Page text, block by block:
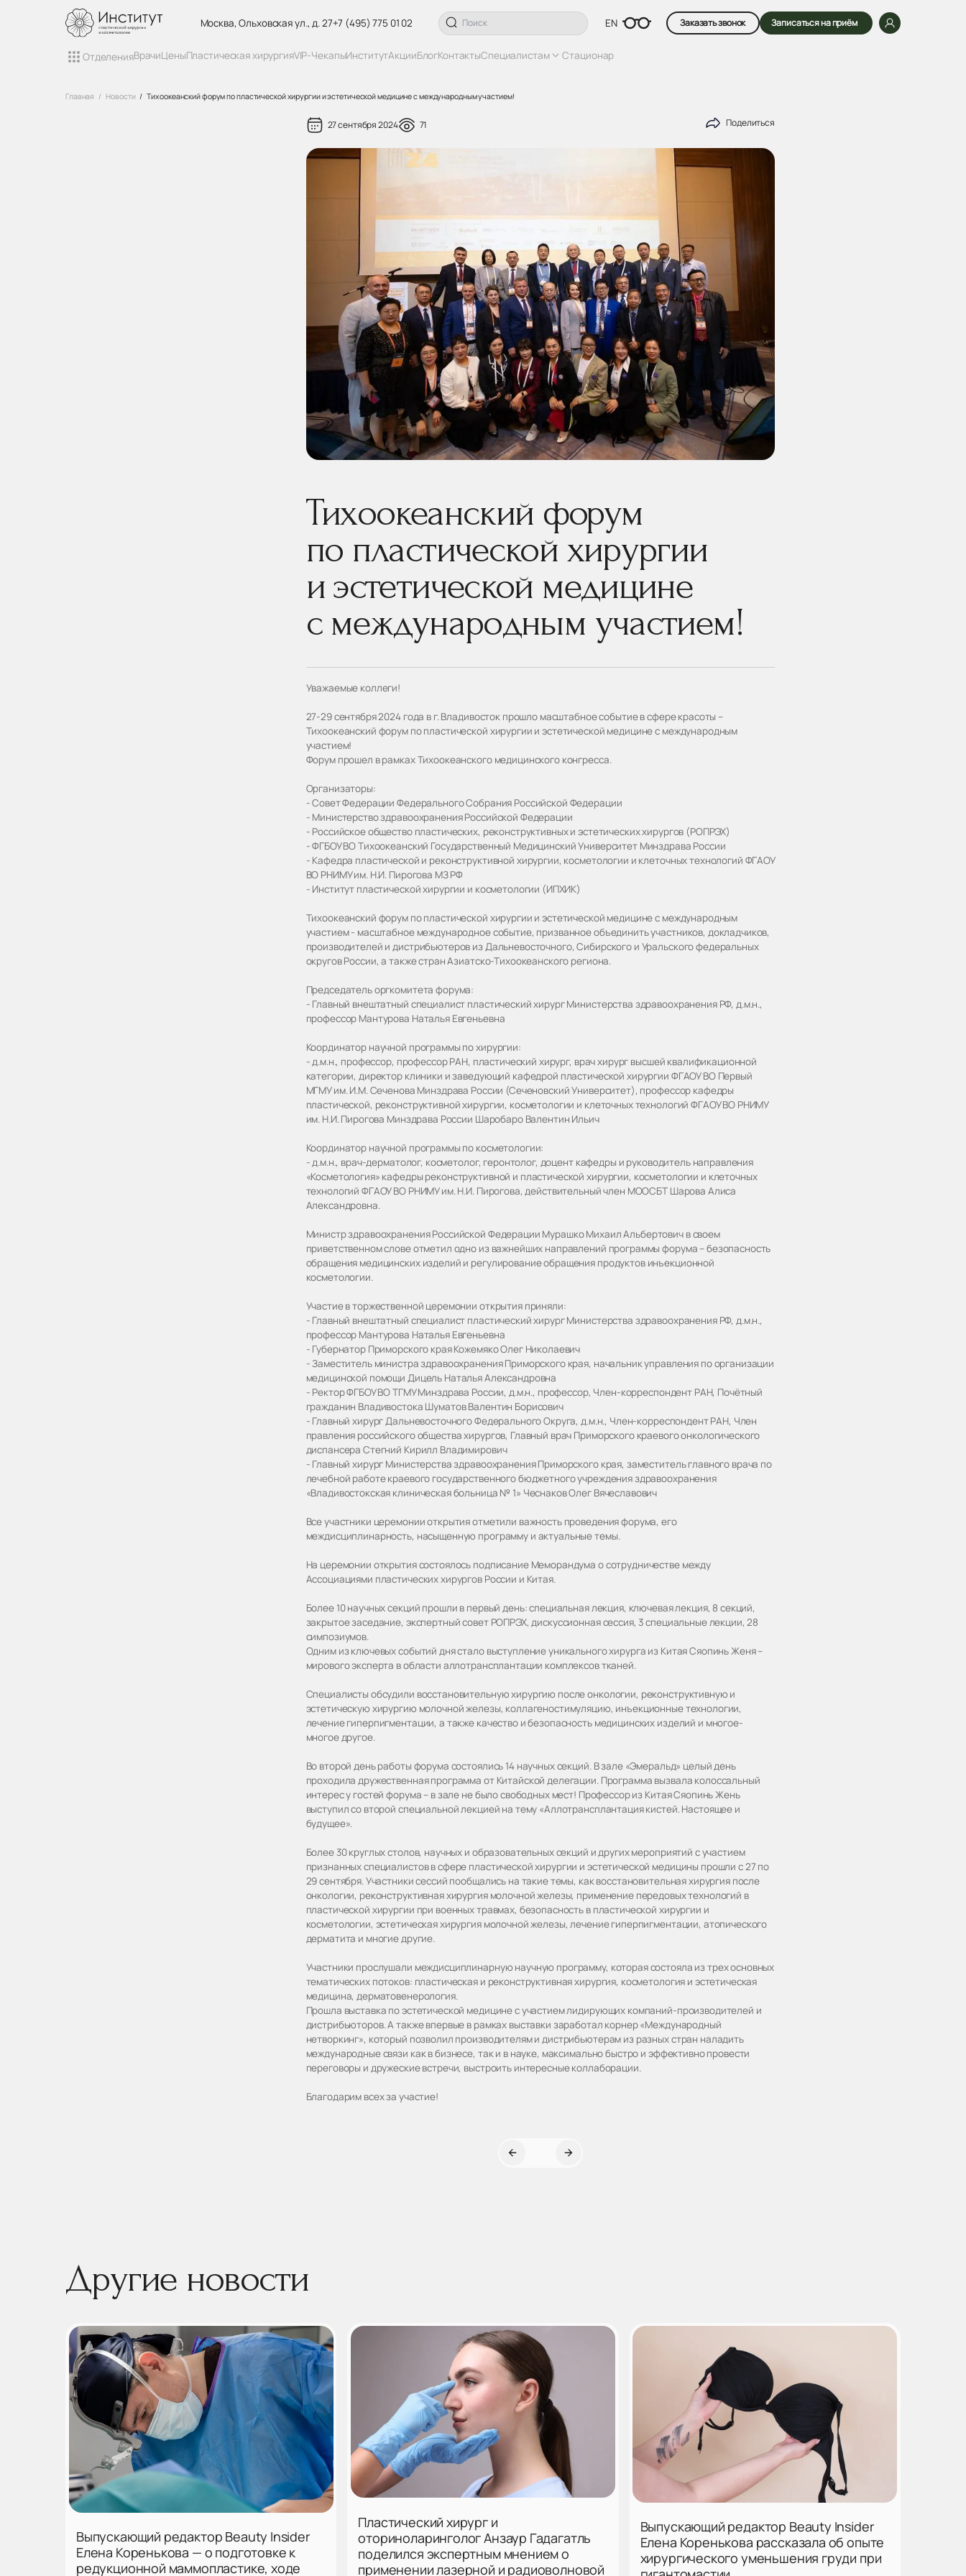
Москва, Ольховская ул., д. 27+7 (495) 775 01 02 EN Заказать звонок Записаться на приём
ОтделенияВрачиЦеныПластическая хирургияVIP-ЧекапыИнститутАкцииБлогКонтактыСпециалистам Стационар
Главная Новости Тихоокеанский форум по пластической хирургии и эстетической медицине с международным участием!
27 сентября 2024 71 Поделиться
Тихоокеанский форум
по пластической хирургии
и эстетической медицине
с международным участием!
Уважаемые коллеги!
27-29 сентября 2024 года в г. Владивосток прошло масштабное событие в сфере красоты –
Тихоокеанский форум по пластической хирургии и эстетической медицине с международным
участием!
Форум прошел в рамках Тихоокеанского медицинского конгресса.
Организаторы:
- Совет Федерации Федерального Собрания Российской Федерации
- Министерство здравоохранения Российской Федерации
- Российское общество пластических, реконструктивных и эстетических хирургов (РОПРЭХ)
- ФГБОУ ВО Тихоокеанский Государственный Медицинский Университет Минздрава России
- Кафедра пластической и реконструктивной хирургии, косметологии и клеточных технологий ФГАОУ
ВО РНИМУ им. Н.И. Пирогова МЗ РФ
- Институт пластической хирургии и косметологии (ИПХИК)
Тихоокеанский форум по пластической хирургии и эстетической медицине с международным
участием - масштабное международное событие, призванное объединить участников, докладчиков,
производителей и дистрибьютеров из Дальневосточного, Сибирского и Уральского федеральных
округов России, а также стран Азиатско-Тихоокеанского региона.
Председатель оргкомитета форума:
- Главный внештатный специалист пластический хирург Министерства здравоохранения РФ, д.м.н.,
профессор Мантурова Наталья Евгеньевна
Координатор научной программы по хирургии:
- д.м.н., профессор, профессор РАН, пластический хирург, врач хирург высшей квалификационной
категории, директор клиники и заведующий кафедрой пластической хирургии ФГАОУ ВО Первый
МГМУ им. И.М. Сеченова Минздрава России (Сеченовский Университет), профессор кафедры
пластической, реконструктивной хирургии, косметологии и клеточных технологий ФГАОУ ВО РНИМУ
им. Н.И. Пирогова Минздрава России Шаробаро Валентин Ильич
Координатор научной программы по косметологии:
- д.м.н., врач-дерматолог, косметолог, геронтолог, доцент кафедры и руководитель направления
«Косметология» кафедры реконструктивной и пластической хирургии, косметологии и клеточных
технологий ФГАОУ ВО РНИМУ им. Н.И. Пирогова, действительный член МООСБТ Шарова Алиса
Александровна.
Министр здравоохранения Российской Федерации Мурашко Михаил Альбертович в своем
приветственном слове отметил одно из важнейших направлений программы форума – безопасность
обращения медицинских изделий и регулирование обращения продуктов инъекционной
косметологии.
Участие в торжественной церемонии открытия приняли:
- Главный внештатный специалист пластический хирург Министерства здравоохранения РФ, д.м.н.,
профессор Мантурова Наталья Евгеньевна
- Губернатор Приморского края Кожемяко Олег Николаевич
- Заместитель министра здравоохранения Приморского края, начальник управления по организации
медицинской помощи Дицель Наталья Александровна
- Ректор ФГБОУ ВО ТГМУ Минздрава России, д.м.н., профессор, Член-корреспондент РАН, Почётный
гражданин Владивостока Шуматов Валентин Борисович
- Главный хирург Дальневосточного Федерального Округа, д.м.н., Член-корреспондент РАН, Член
правления российского общества хирургов, Главный врач Приморского краевого онкологического
диспансера Стегний Кирилл Владимирович
- Главный хирург Министерства здравоохранения Приморского края, заместитель главного врача по
лечебной работе краевого государственного бюджетного учреждения здравоохранения
«Владивостокская клиническая больница № 1» Чеснаков Олег Вячеславович
Все участники церемонии открытия отметили важность проведения форума, его
междисциплинарность, насыщенную программу и актуальные темы.
На церемонии открытия состоялось подписание Меморандума о сотрудничестве между
Ассоциациями пластических хирургов России и Китая.
Более 10 научных секций прошли в первый день: специальная лекция, ключевая лекция, 8 секций,
закрытое заседание, экспертный совет РОПРЭХ, дискуссионная сессия, 3 специальные лекции, 28
симпозиумов.
Одним из ключевых событий дня стало выступление уникального хирурга из Китая Сяопинь Женя –
мирового эксперта в области аллотрансплантации комплексов тканей.
Специалисты обсудили восстановительную хирургию после онкологии, реконструктивную и
эстетическую хирургию молочной железы, коллагеностимуляцию, инъекционные технологии,
лечение гиперпигментации, а также качество и безопасность медицинских изделий и многое-
многое другое.
Во второй день работы форума состоялись 14 научных секций. В зале «Эмеральд» целый день
проходила дружественная программа от Китайской делегации. Программа вызвала колоссальный
интерес у гостей форума – в зале не было свободных мест! Профессор из Китая Сяопинь Жень
выступил со второй специальной лекцией на тему «Аллотрансплантация кистей. Настоящее и
будущее».
Более 30 круглых столов, научных и образовательных секций и других мероприятий с участием
признанных специалистов в сфере пластической хирургии и эстетической медицины прошли с 27 по
29 сентября. Участники сессий пообщались на такие темы, как восстановительная хирургия после
онкологии, реконструктивная хирургия молочной железы, применение передовых технологий в
пластической хирургии при военных травмах, безопасность в пластической хирургии и
косметологии, эстетическая хирургия молочной железы, лечение гиперпигментации, атопического
дерматита и многие другие.
Участники прослушали междисциплинарную научную программу, которая состояла из трех основных
тематических потоков: пластическая и реконструктивная хирургия, косметология и эстетическая
медицина, дерматовенерология.
Прошла выставка по эстетической медицине с участием лидирующих компаний-производителей и
дистрибьюторов. А также впервые в рамках выставки заработал корнер «Международный
нетворкинг», который позволил производителям и дистрибьютерам из разных стран наладить
международные связи как в бизнесе, так и в науке, максимально быстро и эффективно провести
переговоры и дружеские встречи, выстроить интересные коллаборации.
Благодарим всех за участие!
Другие новости
Выпускающий редактор Beauty Insider
Елена Коренькова — о подготовке к
редукционной маммопластике, ходе
Пластический хирург и
оториноларинголог Анзаур Гадагатль
поделился экспертным мнением о
применении лазерной и радиоволновой
Выпускающий редактор Beauty Insider
Елена Коренькова рассказала об опыте
хирургического уменьшения груди при